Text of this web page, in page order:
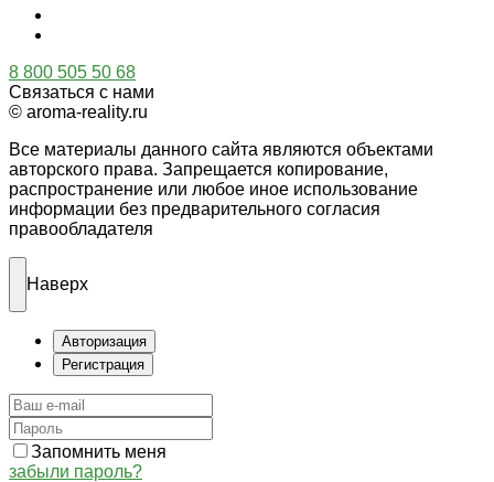
8 800 505 50 68
Связаться с нами
© aroma-reality.ru
Все материалы данного сайта являются объектами
авторского права. Запрещается копирование,
распространение или любое иное использование
информации без предварительного согласия
правообладателя
Наверх
Авторизация
Регистрация
Запомнить меня
забыли пароль?